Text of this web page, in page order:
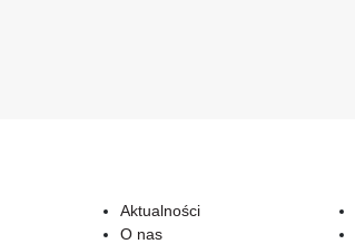
Aktualności
O nas